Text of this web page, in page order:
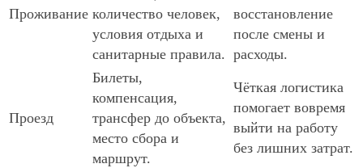
Проживание количество человек,
условия отдыха и
санитарные правила.
восстановление
после смены и
расходы.
Проезд
Билеты,
компенсация,
трансфер до объекта,
место сбора и
маршрут.
Чёткая логистика
помогает вовремя
выйти на работу
без лишних затрат.